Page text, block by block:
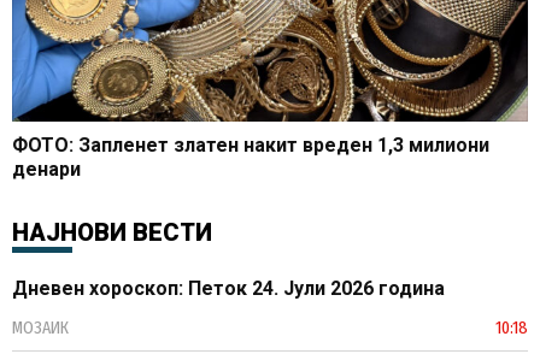
ФОТО: Запленет златен накит вреден 1,3 милиони
денари
НАЈНОВИ ВЕСТИ
Дневен хороскоп: Петок 24. Јули 2026 година
МОЗАИК 10:18